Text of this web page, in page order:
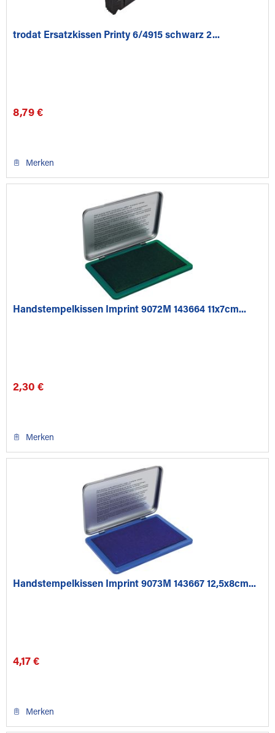
trodat Ersatzkissen Printy 6/4915 schwarz 2...
8,79 €
Merken
Handstempelkissen Imprint 9072M 143664 11x7cm...
2,30 €
Merken
Handstempelkissen Imprint 9073M 143667 12,5x8cm...
4,17 €
Merken